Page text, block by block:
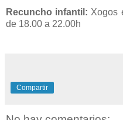
Recuncho infantil: Xogos
de 18.00 a 22.00h
Compartir